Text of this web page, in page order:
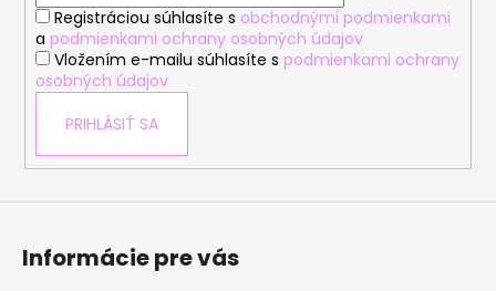
Registráciou súhlasíte s obchodnými podmienkami
a podmienkami ochrany osobných údajov
Vložením e-mailu súhlasíte s podmienkami ochrany
osobných údajov
PRIHLÁSIŤ SA
Informácie pre vás